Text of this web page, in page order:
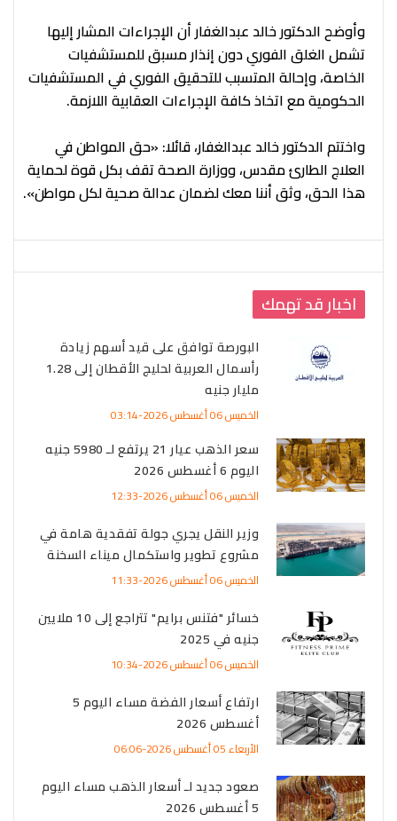
وأوضح الدكتور خالد عبدالغفار أن الإجراءات المشار إليها
تشمل الغلق الفوري دون إنذار مسبق للمستشفيات
الخاصة، وإحالة المتسبب للتحقيق الفوري في المستشفيات
الحكومية مع اتخاذ كافة الإجراءات العقابية اللازمة.
واختتم الدكتور خالد عبدالغفار، قائلا: «حق المواطن في
العلاج الطارئ مقدس، ووزارة الصحة تقف بكل قوة لحماية
هذا الحق، وثق أننا معك لضمان عدالة صحية لكل مواطن».
اخبار قد تهمك
البورصة توافق على قيد أسهم زيادة
رأسمال العربية لحليج الأقطان إلى 1.28
مليار جنيه
الخميس 06 أغسطس 2026-03:14
سعر الذهب عيار 21 يرتفع لـ 5980 جنيه
اليوم 6 أغسطس 2026
الخميس 06 أغسطس 2026-12:33
وزير النقل يجري جولة تفقدية هامة في
مشروع تطوير واستكمال ميناء السخنة
الخميس 06 أغسطس 2026-11:33
خسائر "فتنس برايم" تتراجع إلى 10 ملايين
جنيه في 2025
الخميس 06 أغسطس 2026-10:34
ارتفاع أسعار الفضة مساء اليوم 5
أغسطس 2026
الأربعاء 05 أغسطس 2026-06:06
صعود جديد لـ أسعار الذهب مساء اليوم
5 أغسطس 2026